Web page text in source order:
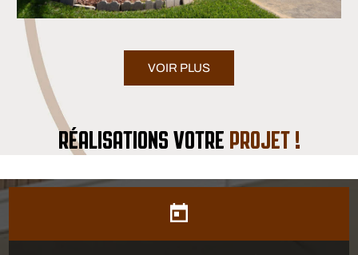
VOIR PLUS
RÉALISATIONS VOTRE PROJET !